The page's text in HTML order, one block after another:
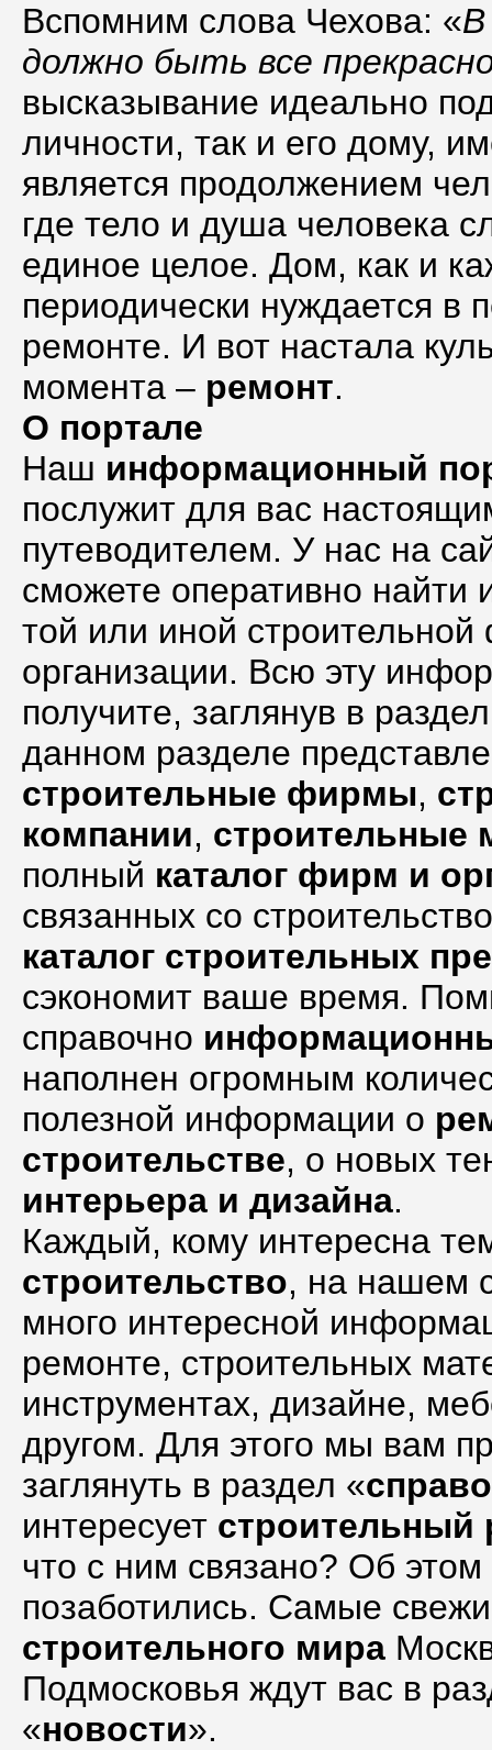
Вспомним слова Чехова: «В
должно быть все
высказывание идеально
личности, так и его дому,
является продолжением
где тело и душа человека
единое целое. Дом, как и
периодически нуждается в
ремонте. И вот настала
момента – ремонт.
О портале
Наш информационный
послужит для вас
путеводителем. У нас на
сможете оперативно
той или иной
организации. Всю эту
получите, заглянув в
данном разделе
строительные фирмы,
компании, строительные
полный каталог фирм и
связанных со
каталог строительных
сэкономит ваше время.
справочно
наполнен огромным
полезной информации о
строительстве, о новых
интерьера и дизайна.
Каждый, кому интересна
строительство, на нашем
много интересной
ремонте, строительных
инструментах, дизайне,
другом. Для этого мы вам
заглянуть в раздел «
интересует строительный
что с ним связано? Об
позаботились. Самые
строительного мира
Подмосковья ждут вас в
«новости».